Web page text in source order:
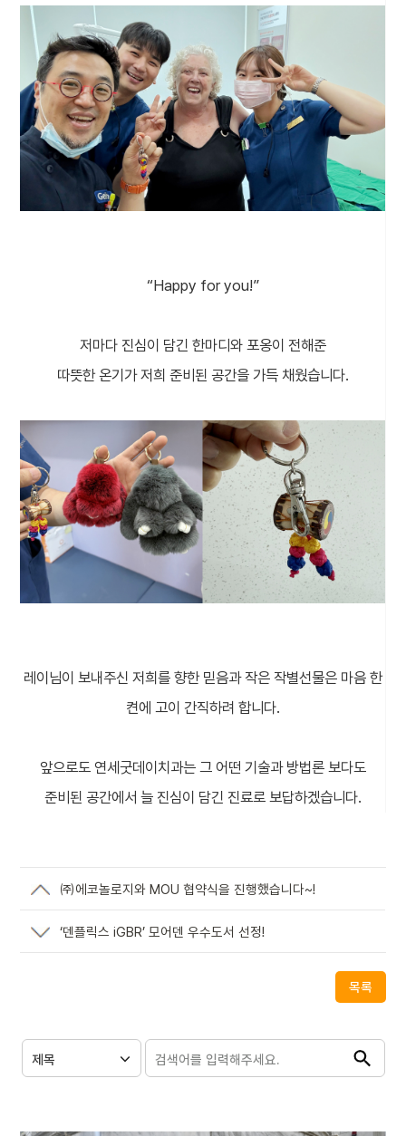
“Happy for you!”
저마다 진심이 담긴 한마디와 포옹이 전해준
따뜻한 온기가 저희 준비된 공간을 가득 채웠습니다.
레이님이 보내주신 저희를 향한 믿음과 작은 작별선물은 마음 한
켠에 고이 간직하려 합니다.
앞으로도 연세굿데이치과는 그 어떤 기술과 방법론 보다도
준비된 공간에서 늘 진심이 담긴 진료로 보답하겠습니다.
㈜에코놀로지와 MOU 협약식을 진행했습니다~!
‘덴플릭스 iGBR’ 모어덴 우수도서 선정!
목록